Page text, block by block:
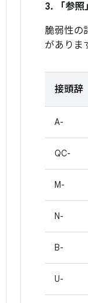
3. 「参照」
脆弱性の
がありま
接頭辞
A-
QC-
M-
N-
B-
U-